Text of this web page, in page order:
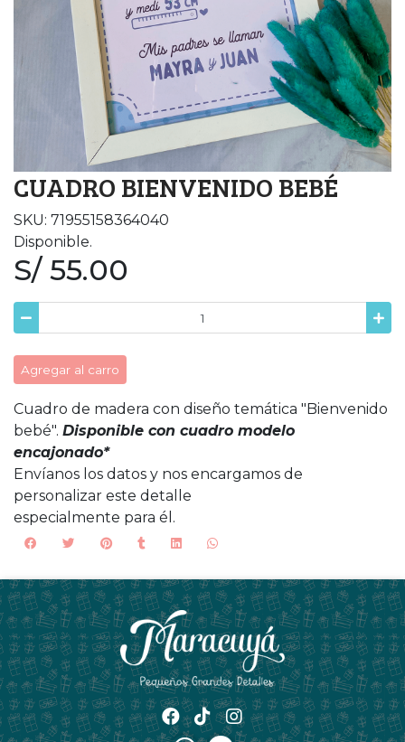
CUADRO BIENVENIDO BEBÉ
SKU: 71955158364040
Disponible.
S/ 55.00
Agregar al carro
Cuadro de madera con diseño temática "Bienvenido
bebé". Disponible con cuadro modelo
encajonado*
Envíanos los datos y nos encargamos de
personalizar este detalle
especialmente para él.